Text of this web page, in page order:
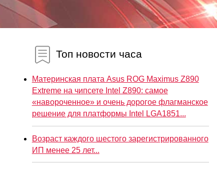
Топ новости часа
Материнская плата Asus ROG Maximus Z890
Extreme на чипсете Intel Z890: самое
«навороченное» и очень дорогое флагманское
решение для платформы Intel LGA1851...
Возраст каждого шестого зарегистрированного
ИП менее 25 лет...